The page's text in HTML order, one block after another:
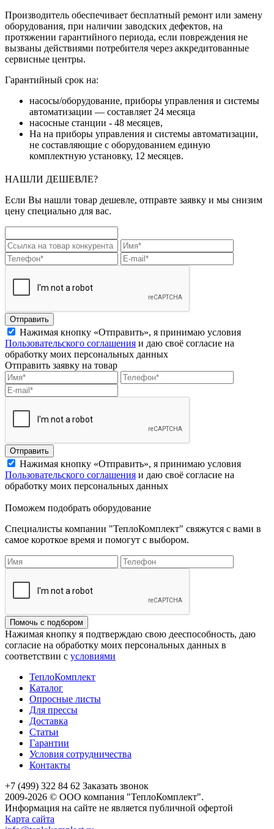
Производитель обеспечивает бесплатный ремонт или замену
оборудования, при наличии заводских дефектов, на
протяжении гарантийного периода, если повреждения не
вызваны действиями потребителя через аккредитованные
сервисные центры.
Гарантийный срок на:
насосы/оборудование, приборы управления и системы
автоматизации — составляет 24 месяца
насосные станции - 48 месяцев,
На на приборы управления и системы автоматизации,
не составляющие с оборудованием единую
комплектную установку, 12 месяцев.
НАШЛИ ДЕШЕВЛЕ?
Если Вы нашли товар дешевле, отправте заявку и мы снизим
цену специально для вас.
Отправить
Нажимая кнопку «Отправить», я принимаю условия
Пользовательского соглашения и даю своё согласие на
обработку моих персональных данных
Отправить заявку на товар
Отправить
Нажимая кнопку «Отправить», я принимаю условия
Пользовательского соглашения и даю своё согласие на
обработку моих персональных данных
Поможем подобрать оборудование
Специалисты компании "ТеплоКомплект" свяжутся с вами в
самое короткое время и помогут с выбором.
Помочь с подбором
Нажимая кнопку я подтверждаю свою дееспособность, даю
согласие на обработку моих персональных данных в
соответствии с условиями
ТеплоКомплект
Каталог
Опросные листы
Для прессы
Доставка
Статьи
Гарантии
Условия сотрудничества
Контакты
+7 (499) 322 84 62 Заказать звонок
2009-2026 © ООО компания "ТеплоКомплект".
Информация на сайте не является публичной офертой
Карта сайта